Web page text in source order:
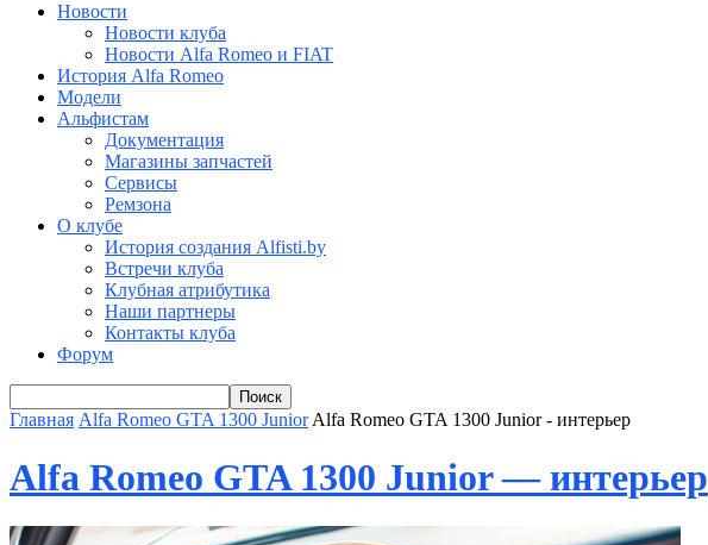
Новости
Новости клуба
Новости Alfa Romeo и FIAT
История Alfa Romeo
Модели
Альфистам
Документация
Магазины запчастей
Сервисы
Ремзона
О клубе
История создания Alfisti.by
Встречи клуба
Клубная атрибутика
Наши партнеры
Контакты клуба
Форум
Главная Alfa Romeo GTA 1300 Junior Alfa Romeo GTA 1300 Junior - интерьер
Alfa Romeo GTA 1300 Junior — интерьер